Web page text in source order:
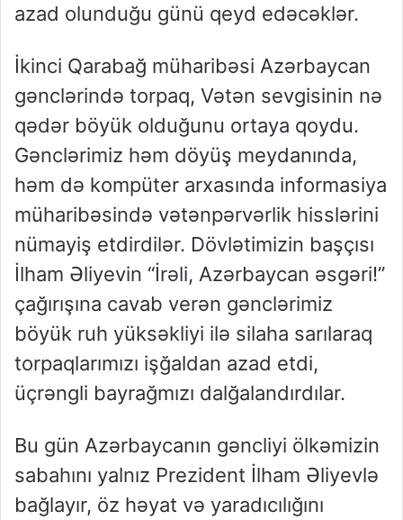
azad olunduğu günü qeyd edəcəklər.
İkinci Qarabağ müharibəsi Azərbaycan
gənclərində torpaq, Vətən sevgisinin nə
qədər böyük olduğunu ortaya qoydu.
Gənclərimiz həm döyüş meydanında,
həm də kompüter arxasında informasiya
müharibəsində vətənpərvərlik hisslərini
nümayiş etdirdilər. Dövlətimizin başçısı
İlham Əliyevin “İrəli, Azərbaycan əsgəri!”
çağırışına cavab verən gənclərimiz
böyük ruh yüksəkliyi ilə silaha sarılaraq
torpaqlarımızı işğaldan azad etdi,
üçrəngli bayrağmızı dalğalandırdılar.
Bu gün Azərbaycanın gəncliyi ölkəmizin
sabahını yalnız Prezident İlham Əliyevlə
bağlayır, öz həyat və yaradıcılığını